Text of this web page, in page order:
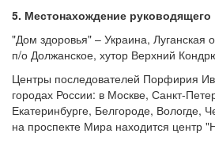
5. Местонахождение руководящего
"Дом здоровья" – Украина, Луганская
п/о Должанское, хутор Верхний
Центры последователей Порфирия
городах России: в Москве, Санкт-
Екатеринбурге, Белгороде, Вологде,
на проспекте Мира находится центр